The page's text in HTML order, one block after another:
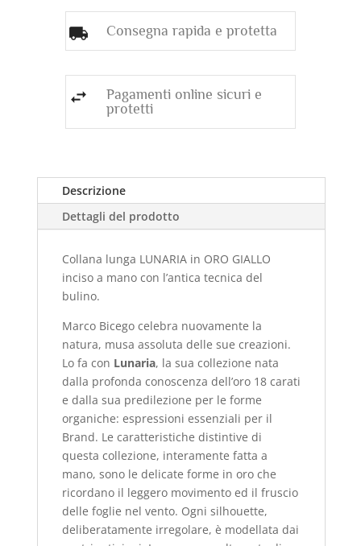
Consegna rapida e protetta
Pagamenti online sicuri e
protetti
Descrizione
Dettagli del prodotto
Collana lunga LUNARIA in ORO GIALLO
inciso a mano con l’antica tecnica del
bulino.
Marco Bicego celebra nuovamente la
natura, musa assoluta delle sue creazioni.
Lo fa con Lunaria, la sua collezione nata
dalla profonda conoscenza dell’oro 18 carati
e dalla sua predilezione per le forme
organiche: espressioni essenziali per il
Brand. Le caratteristiche distintive di
questa collezione, interamente fatta a
mano, sono le delicate forme in oro che
ricordano il leggero movimento ed il fruscio
delle foglie nel vento. Ogni silhouette,
deliberatamente irregolare, è modellata dai